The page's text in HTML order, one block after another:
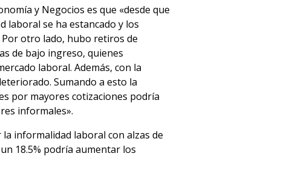
y Negocios es que «desde que
laboral se ha estancado y los
otro lado, hubo retiros de
de bajo ingreso, quienes
laboral. Además, con la
Sumando a esto la
por mayores cotizaciones podría
informales».
informalidad laboral con alzas de
18.5% podría aumentar los